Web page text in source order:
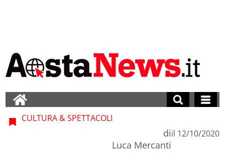
CULTURA & SPETTACOLI
di
Luca Mercanti
il 12/10/2020